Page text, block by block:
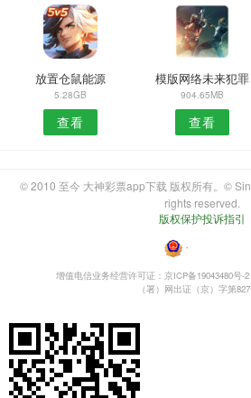
放置仓鼠能源
5.28GB
查看
模版网络未来犯罪
904.65MB
查看
© 2010 至今 大神彩票app下载 版权所有。©
rights reserved.
版权保护投诉指引
・
增值电信业务经营许可证：京ICP备19043480号-2
（署）网出证（京）字第